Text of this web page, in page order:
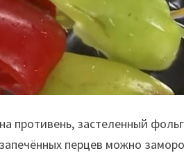
противень, застеленный
перцев можно